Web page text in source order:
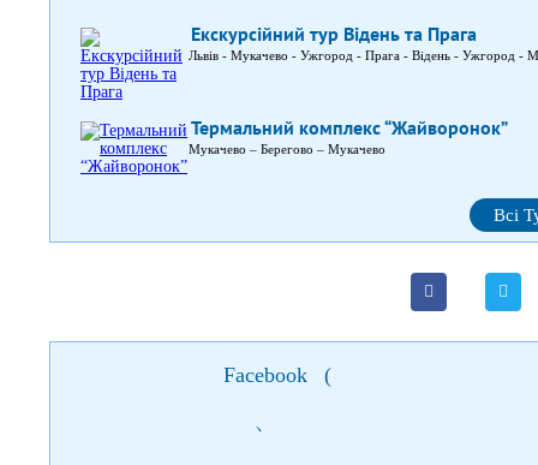
Екскурсійний тур Відень та Прага
Львів - Мукачево - Ужгород - Прага - Відень - Ужгород -
Термальний комплекс “Жайворонок”
Мукачево – Берегово – Мукачево
Всі
Facebook (
)